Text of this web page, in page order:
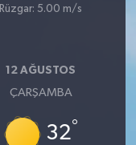
Rüzgar: 5.00 m/s
12 AĞUSTOS
ÇARŞAMBA
32°